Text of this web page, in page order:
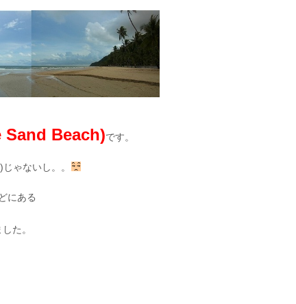
Sand Beach)です。
ゃないし。。
にある
た。